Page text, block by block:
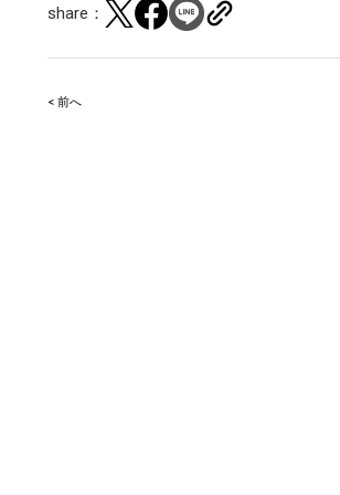
share：
Post
< 前へ